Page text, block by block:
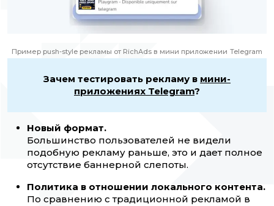
Пример push-style рекламы от RichAds в мини приложении Telegram
Зачем тестировать рекламу в мини-
приложениях Telegram?
Новый формат.
Большинство пользователей не видели
подобную рекламу раньше, это и дает полное
отсутствие баннерной слепоты.
Политика в отношении локального контента.
По сравнению с традиционной рекламой в